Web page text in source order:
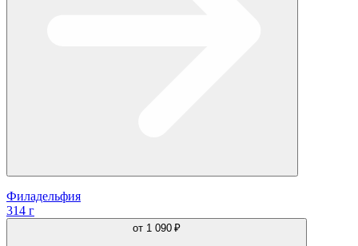
Филадельфия
314 г
от 1 090 ₽